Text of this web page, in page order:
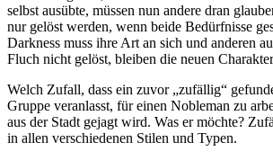
selbst ausübte, müssen nun andere dran
nur gelöst werden, wenn beide Bedürfnisse
Darkness muss ihre Art an sich und anderen
Fluch nicht gelöst, bleiben die neuen
Welch Zufall, dass ein zuvor „zufällig“
Gruppe veranlasst, für einen Nobleman zu
aus der Stadt gejagt wird. Was er möchte?
in allen verschiedenen Stilen und Typen.